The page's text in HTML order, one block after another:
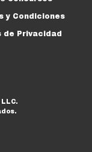
y Condiciones
de Privacidad